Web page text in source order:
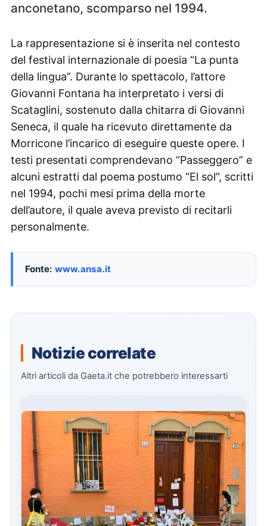
anconetano, scomparso nel 1994.
La rappresentazione si è inserita nel contesto
del festival internazionale di poesia “La punta
della lingua”. Durante lo spettacolo, l’attore
Giovanni Fontana ha interpretato i versi di
Scataglini, sostenuto dalla chitarra di Giovanni
Seneca, il quale ha ricevuto direttamente da
Morricone l’incarico di eseguire queste opere. I
testi presentati comprendevano “Passeggero” e
alcuni estratti dal poema postumo “El sol”, scritti
nel 1994, pochi mesi prima della morte
dell’autore, il quale aveva previsto di recitarli
personalmente.
Fonte: www.ansa.it
Notizie correlate
Altri articoli da Gaeta.it che potrebbero interessarti